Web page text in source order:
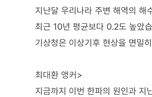
지난달 우리나라 주변 해역의 해
최근 10년 평균보다 0.2도 높았
기상청은 이상기후 현상을 면밀
최대환 앵커>
지금까지 이번 한파의 원인과 지